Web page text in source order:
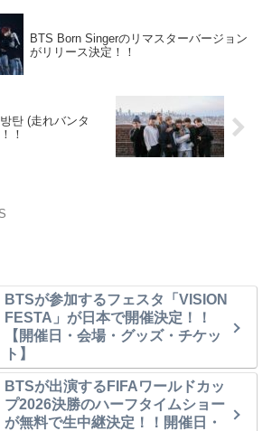
BTS Born Singerのリマスターバージョン
がリリース決定！！
탄 (走れバンタ
！
BTSが参加するフェスタ「VISION
FESTA」が日本で開催決定！！
【開催日・会場・グッズ・チケッ
ト】
BTSが出演するFIFAワールドカッ
プ2026決勝のハーフタイムショー
が無料で生中継決定！！開催日・